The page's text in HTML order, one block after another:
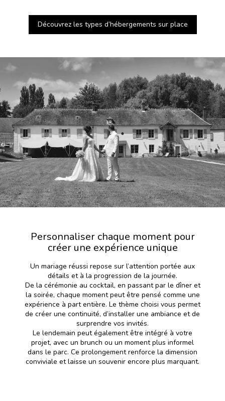
Découvrez les types d’hébergements sur place
Personnaliser chaque moment pour
créer une expérience unique
Un mariage réussi repose sur l’attention portée aux
détails et à la progression de la journée.
De la cérémonie au cocktail, en passant par le dîner et
la soirée, chaque moment peut être pensé comme une
expérience à part entière. Le thème choisi vous permet
de créer une continuité, d’installer une ambiance et de
surprendre vos invités.
Le lendemain peut également être intégré à votre
projet, avec un brunch ou un moment plus informel
dans le parc. Ce prolongement renforce la dimension
conviviale et laisse un souvenir encore plus marquant.